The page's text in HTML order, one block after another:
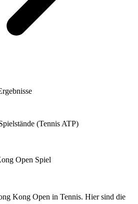
(Tennis ATP)
Open Spiel
Kong Open in Tennis. Hier sind die